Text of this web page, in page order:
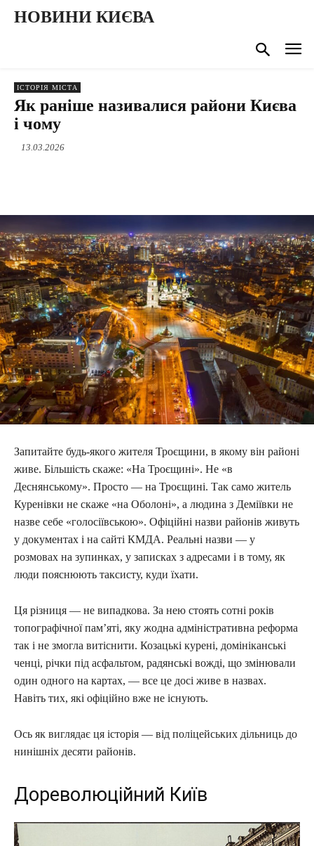
НОВИНИ КИЄВА
ІСТОРІЯ МІСТА
Як раніше називалися райони Києва
і чому
13.03.2026
Запитайте будь-якого жителя Троєщини, в якому він районі
живе. Більшість скаже: «На Троєщині». Не «в
Деснянському». Просто — на Троєщині. Так само житель
Куренівки не скаже «на Оболоні», а людина з Деміївки не
назве себе «голосіївською». Офіційні назви районів живуть
у документах і на сайті КМДА. Реальні назви — у
розмовах на зупинках, у записках з адресами і в тому, як
люди пояснюють таксисту, куди їхати.
Ця різниця — не випадкова. За нею стоять сотні років
топографічної пам’яті, яку жодна адміністративна реформа
так і не змогла витіснити. Козацькі курені, домініканські
ченці, річки під асфальтом, радянські вожді, що змінювали
один одного на картах, — все це досі живе в назвах.
Навіть тих, які офіційно вже не існують.
Ось як виглядає ця історія — від поліцейських дільниць до
нинішніх десяти районів.
Дореволюційний Київ